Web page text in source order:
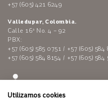
+57 (605) 421 6249
Valledupar, Colombia.
Calle 16ª No. 4 – 92
PBX:
+57 (605) 585 0751 / +57 (605) 584
+57 (605) 584 8154 / +57 (605) 584
Utilizamos cookies